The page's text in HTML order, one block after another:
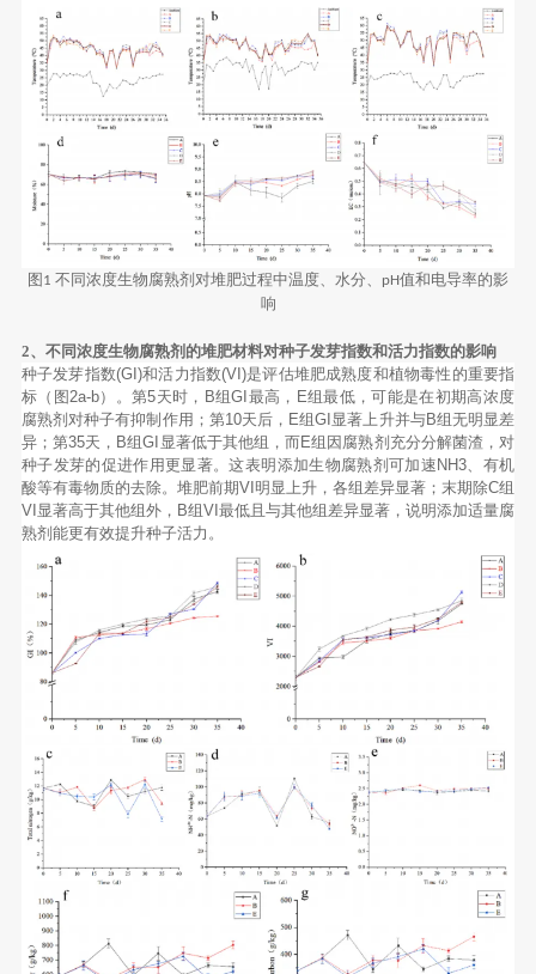
图 1 不同浓度生物腐熟剂对堆肥过程中温度、水分、 pH值和电导率的影
响
2、不同浓度生物腐熟剂的堆肥材料对种子发芽指数和活力指数的影响
种子发芽指数(GI)和活力指数(VI)是评估堆肥成熟度和植物毒性的重要指
标（图2a-b）。第5天时，B组GI最高，E组最低，可能是在初期高浓度
腐熟剂对种子有抑制作用；第10天后，E组GI显著上升并与B组无明显差
异；第35天，B组GI显著低于其他组，而E组因腐熟剂充分分解菌渣，对
种子发芽的促进作用更显著。这表明添加生物腐熟剂可加速NH3、有机
酸等有毒物质的去除。堆肥前期VI明显上升，各组差异显著；末期除C组
VI显著高于其他组外，B组VI最低且与其他组差异显著，说明添加适量腐
熟剂能更有效提升种子活力。